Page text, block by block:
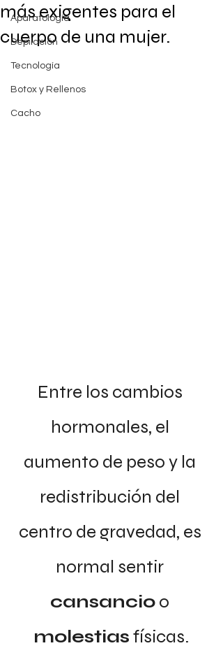
Aparatología
Depilación
Tecnología
Botox y Rellenos
Cacho
más exigentes para el
cuerpo de una mujer.
Entre los cambios
hormonales, el
aumento de peso y la
redistribución del
centro de gravedad, es
normal sentir
cansancio o
molestias físicas.